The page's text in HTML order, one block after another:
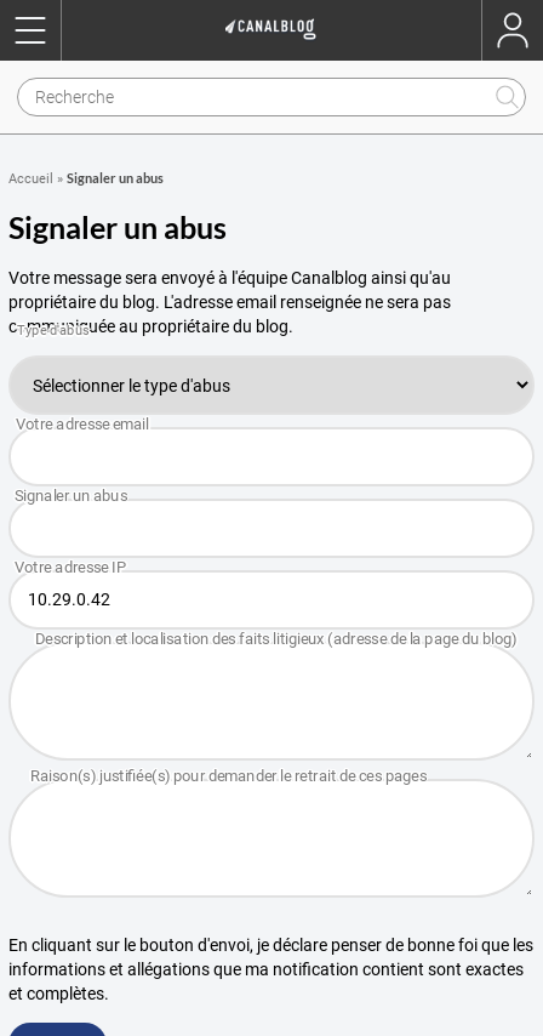
Accueil » Signaler un abus
Signaler un abus
Votre message sera envoyé à l'équipe Canalblog ainsi qu'au
propriétaire du blog. L'adresse email renseignée ne sera pas
communiquée au propriétaire du blog.
En cliquant sur le bouton d'envoi, je déclare penser de bonne foi que les
informations et allégations que ma notification contient sont exactes
et complètes.